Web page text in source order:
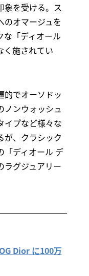
象を受ける。ス
のオマージュを
な「ディオール
く施されてい
的でオーソドッ
ノンウォッシュ
イプなど様々な
が、クラシック
「ディオール デ
ラグジュアリー
Dior に100万